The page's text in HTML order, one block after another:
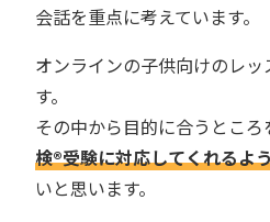
会話を重点に考えています。
オンラインの子供向けのレ
す。
その中から目的に合うとこ
検®︎受験に対応してくれるよ
いと思います。